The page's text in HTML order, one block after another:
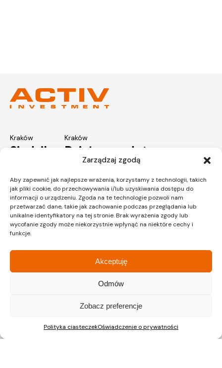
Zarządzaj zgodą
Aby zapewnić jak najlepsze wrażenia, korzystamy z technologii, takich
jak pliki cookie, do przechowywania i/lub uzyskiwania dostępu do
informacji o urządzeniu. Zgoda na te technologie pozwoli nam
przetwarzać dane, takie jak zachowanie podczas przeglądania lub
unikalne identyfikatory na tej stronie. Brak wyrażenia zgody lub
wycofanie zgody może niekorzystnie wpłynąć na niektóre cechy i
funkcje.
Akceptuję
Odmów
Zobacz preferencje
Polityka ciasteczekOświadczenie o prywatności
Kraków
Siedziba
ul. Lipińskiego 3A
30-349 Kraków
tel.:12 397 12 27
Kraków
Dział sprzedaży
ul. Lipińskiego 3A
30-349 Kraków
tel.:12 397 12 25
Gliwice
Dział sprzedaży
ul. Chorzowska 216/A
Katowice
ul. Chorzowska 216/A
tel.: 32 745 31 67